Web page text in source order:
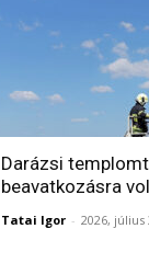
Darázsi
beavatkozásra
Tatai Igor - 2026, július